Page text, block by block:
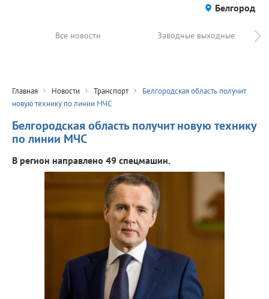
Белгород
Все новости Заводные выходные
Главная Новости Транспорт
Белгородская область получит
новую технику по линии МЧС
Белгородская область получит новую технику
по линии МЧС
В регион направлено 49 спецмашин.